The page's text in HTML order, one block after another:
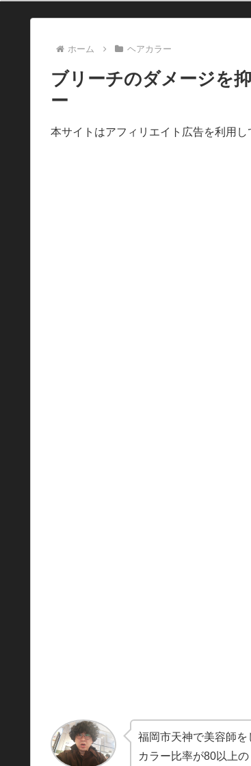
ホーム ヘアカラー
ブリーチのダメージを
ー
本サイトはアフィリエイト広告を利用し
福岡市天神で美容師を
カラー比率が80以上の